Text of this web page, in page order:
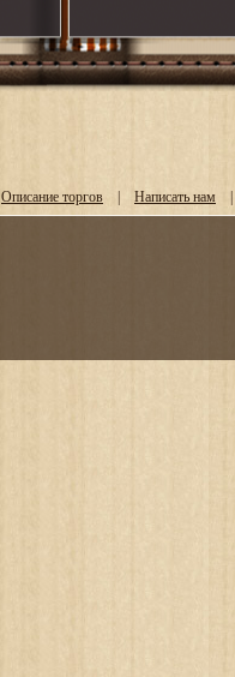
Описание торгов | Написать нам |